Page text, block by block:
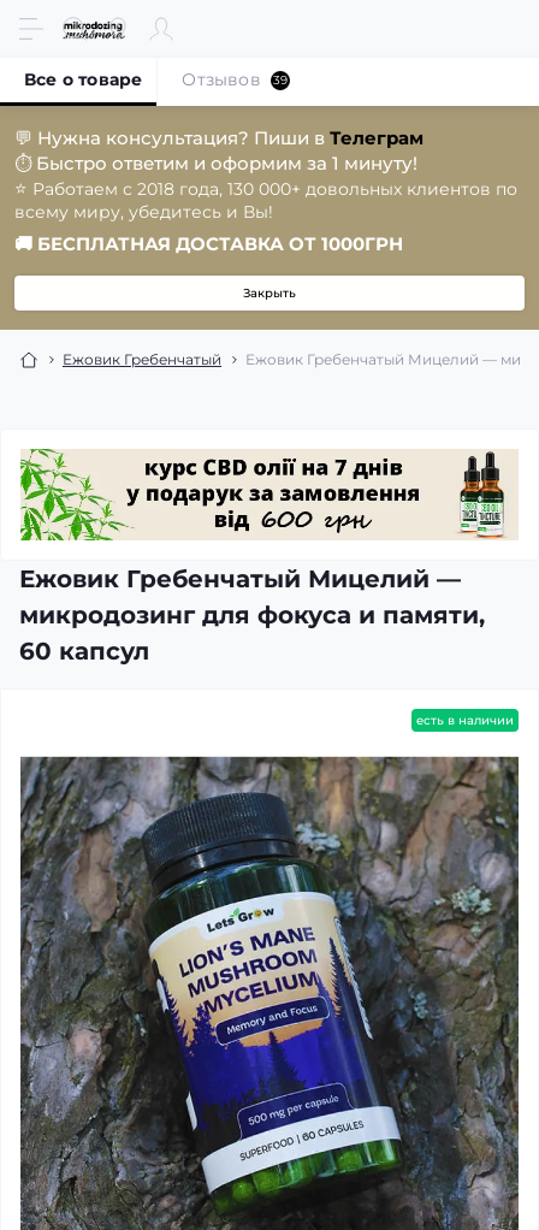
💬 Нужна консультация? Пиши в Телеграм
⏱️ Быстро ответим и оформим за 1 минуту!
⭐️ Работаем с 2018 года, 130 000+ довольных клиентов по
всему миру, убедитесь и Вы!
🚚 БЕСПЛАТНАЯ ДОСТАВКА ОТ 1000ГРН
Закрыть
Ежовик Гребенчатый Ежовик Гребенчатый Мицелий —
Ежовик Гребенчатый Мицелий —
микродозинг для фокуса и памяти,
60 капсул
Все о товаре Отзывов 39
есть в наличии